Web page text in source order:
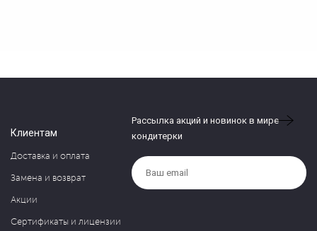
Клиентам
Доставка и оплата
Замена и возврат
Акции
Сертификаты и лицензии
Рассылка акций и новинок в мире
кондитерки